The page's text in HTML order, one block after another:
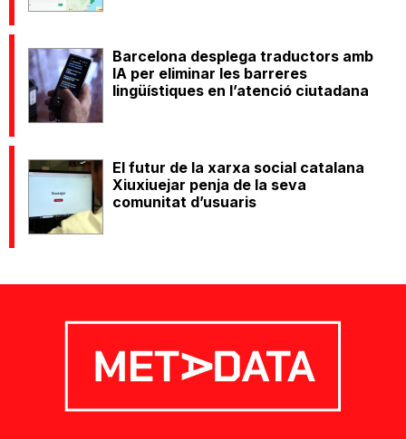
Barcelona desplega traductors amb
IA per eliminar les barreres
lingüístiques en l’atenció ciutadana
El futur de la xarxa social catalana
Xiuxiuejar penja de la seva
comunitat d’usuaris